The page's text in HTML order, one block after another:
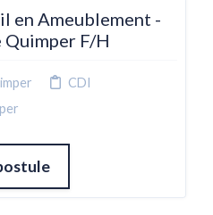
en Ameublement -
F/H
CDI